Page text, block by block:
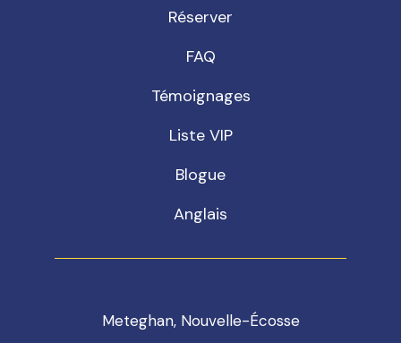
Réserver
FAQ
Témoignages
Liste VIP
Blogue
Anglais
Meteghan, Nouvelle-Écosse